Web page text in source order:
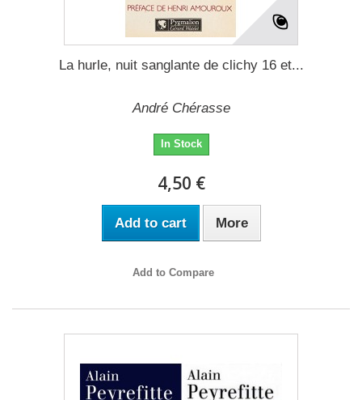
La hurle, nuit sanglante de clichy 16 et...
André Chérasse
In Stock
4,50 €
Add to cart More
Add to Compare